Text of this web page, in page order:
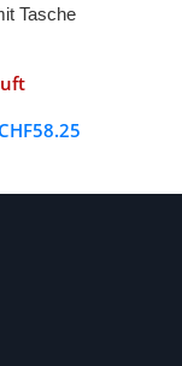
Tasche
CHF58.25